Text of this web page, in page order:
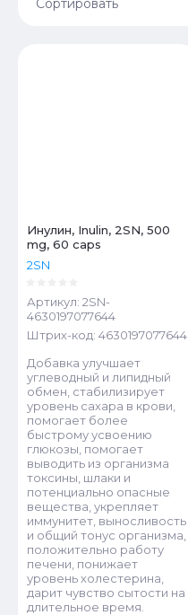
Сортировать
Инулин, Inulin, 2SN, 500
mg, 60 caps
2SN
Артикул: 2SN-
4630197077644
Штрих-код: 4630197077644
Добавка улучшает
углеводный и липидный
обмен, стабилизирует
уровень сахара в крови,
помогает более
быстрому усвоению
глюкозы, помогает
выводить из организма
токсины, шлаки и
потенциально опасные
вещества, укрепляет
иммунитет, выносливость
и общий тонус организма,
положительно работу
печени, понижает
уровень холестерина,
дарит чувство сытости на
длительное время.